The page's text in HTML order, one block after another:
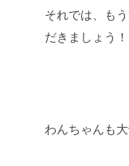
それでは、も
だきましょう！
わんちゃんも